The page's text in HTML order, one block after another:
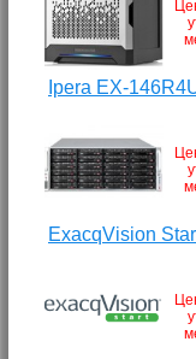
Ipera EX-
ExacqVision